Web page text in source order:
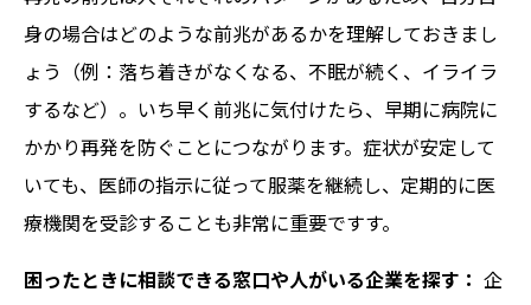
身の場合はどのような前兆があるかを理解しておきまし
ょう（例：落ち着きがなくなる、不眠が続く、イライラ
するなど）。いち早く前兆に気付けたら、早期に病院に
かかり再発を防ぐことにつながります。症状が安定して
いても、医師の指示に従って服薬を継続し、定期的に医
療機関を受診することも非常に重要ですす。
困ったときに相談できる窓口や人がいる企業を探す： 企